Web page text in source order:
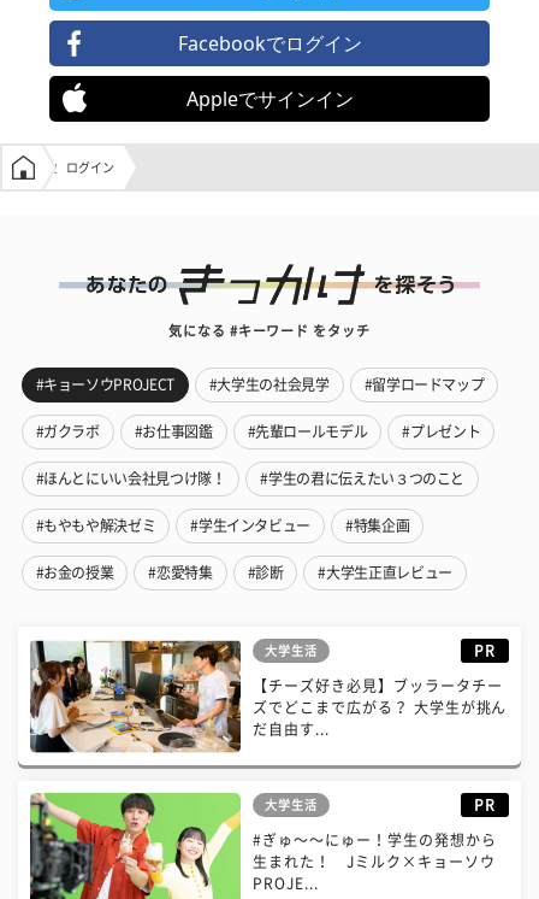
Facebookでログイン
Appleでサインイン
学生の窓口トップ
ログイン
気になる #キーワード をタッチ
#キョーソウPROJECT #大学生の社会見学 #留学ロードマップ
#ガクラボ #お仕事図鑑 #先輩ロールモデル #プレゼント
#ほんとにいい会社見つけ隊！ #学生の君に伝えたい３つのこと
#もやもや解決ゼミ #学生インタビュー #特集企画
#お金の授業 #恋愛特集 #診断 #大学生正直レビュー
大学生活 PR
【チーズ好き必見】ブッラータチー
ズでどこまで広がる？ 大学生が挑ん
だ自由す...
大学生活 PR
#ぎゅ〜〜にゅー！学生の発想から
生まれた！ Jミルク×キョーソウ
PROJE...